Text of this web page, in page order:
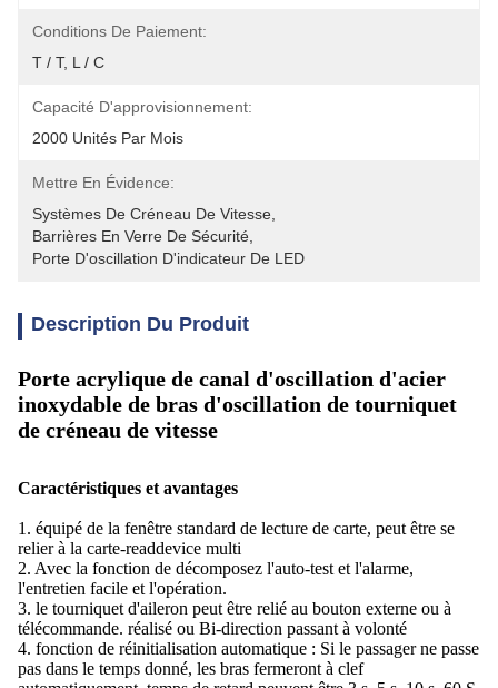
Conditions De Paiement:
T / T, L / C
Capacité D'approvisionnement:
2000 Unités Par Mois
Mettre En Évidence:
Systèmes De Créneau De Vitesse
Barrières En Verre De Sécurité
Porte D'oscillation D'indicateur De LED
Description Du Produit
Porte acrylique de canal d'oscillation d'acier
inoxydable de bras d'oscillation de tourniquet
de créneau de vitesse
Caractéristiques et avantages
1. équipé de la fenêtre standard de lecture de carte, peut être se
relier à la carte-readdevice multi
2. Avec la fonction de décomposez l'auto-test et l'alarme,
l'entretien facile et l'opération.
3. le tourniquet d'aileron peut être relié au bouton externe ou à
télécommande. réalisé ou Bi-direction passant à volonté
4. fonction de réinitialisation automatique : Si le passager ne passe
pas dans le temps donné, les bras fermeront à clef